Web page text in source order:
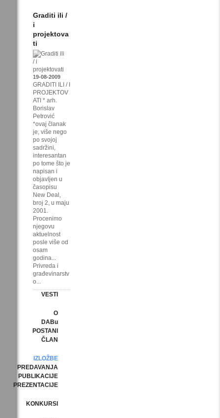
Graditi ili /
i
projektova
ti
19-08-2009
GRADITI ILI / I
PROJEKTOV
ATI * arh.
Borislav
Petrović
*ovaj članak
je, više nego
po svojoj
sadržini,
interesantan
po tome što je
napisan i
objavljen u
časopisu
New Deal,
broj 2, u maju
2001.
Procenimo
njegovu
aktuelnost
posle više od
osam
godina...
Privreda i
građevinarstv
o...
VESTI
O
DABu
POSTANI
ČLAN
IZLOŽBE
PREDAVANJA
PUBLIKACIJE
PREZENTACIJE
KONKURSI